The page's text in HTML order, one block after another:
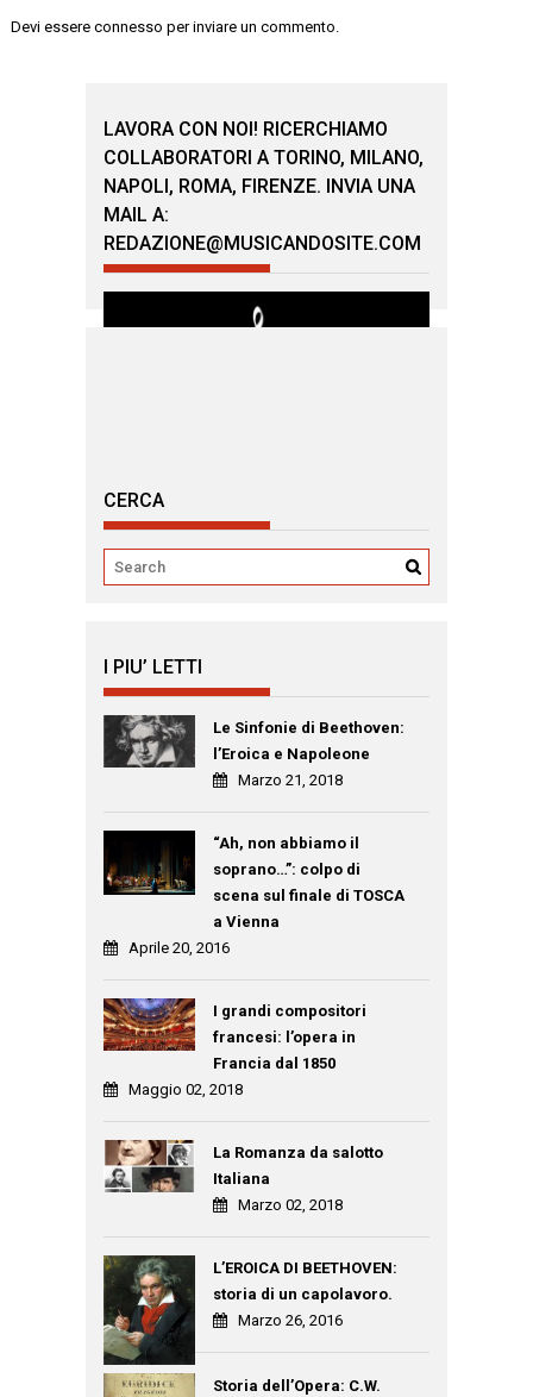
Devi essereconnesso per inviare un commento.
LAVORA CON NOI! RICERCHIAMO
COLLABORATORI A TORINO, MILANO,
NAPOLI, ROMA, FIRENZE. INVIA UNA
MAIL A:
REDAZIONE@MUSICANDOSITE.COM
CERCA
I PIU’ LETTI
Le Sinfonie di Beethoven:
l’Eroica e Napoleone
Marzo 21, 2018
“Ah, non abbiamo il
soprano…”: colpo di
scena sul finale di TOSCA
a Vienna
Aprile 20, 2016
I grandi compositori
francesi: l’opera in
Francia dal 1850
Maggio 02, 2018
La Romanza da salotto
Italiana
Marzo 02, 2018
L’EROICA DI BEETHOVEN:
storia di un capolavoro.
Marzo 26, 2016
Storia dell’Opera: C.W.